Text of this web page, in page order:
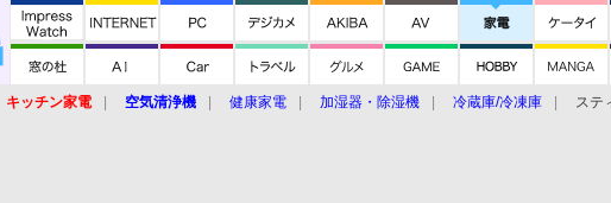
キッチン家電 空気清浄機 健康家電 加湿器・除湿機 冷蔵庫/冷凍庫 ステ